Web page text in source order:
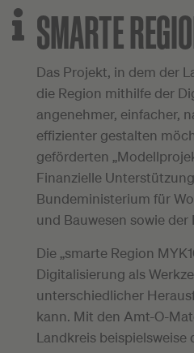
SMARTE
Das Projekt, in dem der
die Region mithilfe der
angenehmer, einfacher,
effizienter gestalten
geförderten
Finanzielle
Bundeministerium für
und Bauwesen sowie der
Die „smarte Region
Digitalisierung als
unterschiedlicher
kann. Mit den Amt-O-
Landkreis beispielsweise